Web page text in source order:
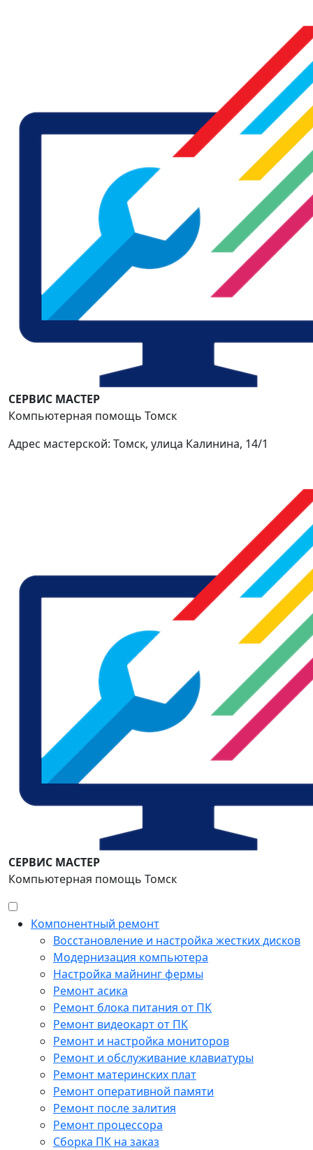
СЕРВИС МАСТЕР
Компьютерная помощь Томск
Адрес мастерской: Томск, улица Калинина, 14/1
СЕРВИС МАСТЕР
Компьютерная помощь Томск
Компонентный ремонт
Восстановление и настройка жестких дисков
Модернизация компьютера
Настройка майнинг фермы
Ремонт асика
Ремонт блока питания от ПК
Ремонт видеокарт от ПК
Ремонт и настройка мониторов
Ремонт и обслуживание клавиатуры
Ремонт материнских плат
Ремонт оперативной памяти
Ремонт после залития
Ремонт процессора
Сборка ПК на заказ